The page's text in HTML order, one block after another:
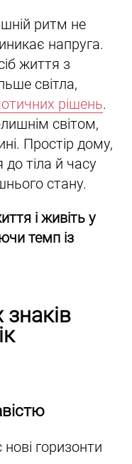
ритм не
напруга.
життя з
світла,
рішень.
світом,
Простір дому,
тіла й часу
стану.
і живіть у
темп із
знаків
горизонти